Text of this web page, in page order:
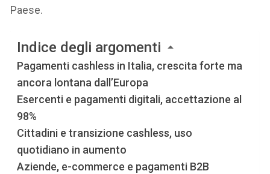
Paese.
Indice degli argomenti
Pagamenti cashless in Italia, crescita forte ma
ancora lontana dall’Europa
Esercenti e pagamenti digitali, accettazione al
98%
Cittadini e transizione cashless, uso
quotidiano in aumento
Aziende, e-commerce e pagamenti B2B